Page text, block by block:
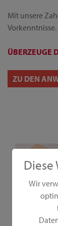
Diese
Wir
Mit unsere
Vorkenntnisse.
ÜBERZEUGE
ZU DEN